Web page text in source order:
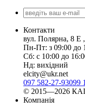
Контакти
вул. Полярна, 8 Е
Пн-Пт: з 09:00 до
Сб: с 10:00 до
Нд: вихідний
elcity@ukr.net
097 582-27-93099
© 2015—2026
Компанія